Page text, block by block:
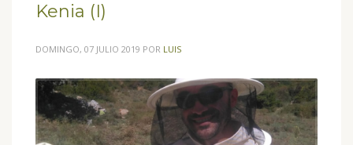
Kenia (I)
DOMINGO, 07 JULIO 2019 POR LUIS